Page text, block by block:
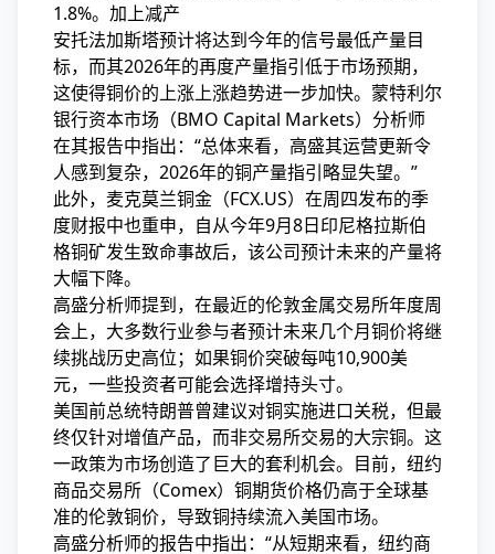
1.8%。加上减产
安托法加斯塔预计将达到今年的信号最低产量目
标，而其2026年的再度产量指引低于市场预期，
这使得铜价的上涨上涨趋势进一步加快。蒙特利尔
银行资本市场（BMO Capital Markets）分析师
在其报告中指出：“总体来看，高盛其运营更新令
人感到复杂，2026年的铜产量指引略显失望。”
此外，麦克莫兰铜金（FCX.US）在周四发布的季
度财报中也重申，自从今年9月8日印尼格拉斯伯
格铜矿发生致命事故后，该公司预计未来的产量将
大幅下降。
高盛分析师提到，在最近的伦敦金属交易所年度周
会上，大多数行业参与者预计未来几个月铜价将继
续挑战历史高位；如果铜价突破每吨10,900美
元，一些投资者可能会选择增持头寸。
美国前总统特朗普曾建议对铜实施进口关税，但最
终仅针对增值产品，而非交易所交易的大宗铜。这
一政策为市场创造了巨大的套利机会。目前，纽约
商品交易所（Comex）铜期货价格仍高于全球基
准的伦敦铜价，导致铜持续流入美国市场。
高盛分析师的报告中指出：“从短期来看，纽约商